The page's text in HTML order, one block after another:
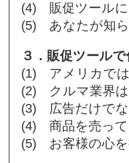
(4) 販促ツールに
(5) あなたが知ら
３．販促ツール
(1) アメリカで
(2) クルマ業界
(3) 広告だけでな
(4) 商品を売っ
(5) お客様の心を